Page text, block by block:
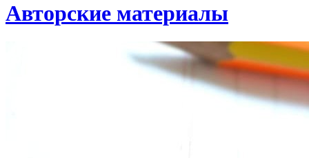
Авторские материалы